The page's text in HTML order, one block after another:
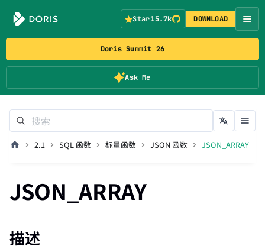
Doris Summit 26
Ask Me
Star15.7k DOWNLOAD
2.1 SQL 函数 标量函数 JSON 函数 JSON_ARRAY
JSON_ARRAY
描述